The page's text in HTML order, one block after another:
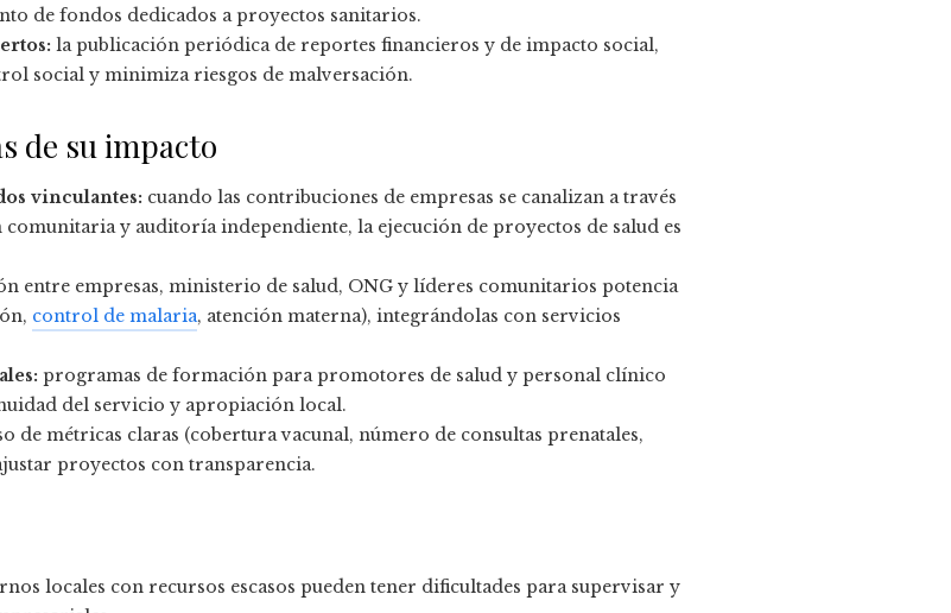
de fondos dedicados a proyectos sanitarios.
la publicación periódica de reportes financieros y de impacto social,
social y minimiza riesgos de malversación.
de su impacto
vinculantes: cuando las contribuciones de empresas se canalizan a través
y auditoría independiente, la ejecución de proyectos de salud es
entre empresas, ministerio de salud, ONG y líderes comunitarios potencia
control de malaria, atención materna), integrándolas con servicios
programas de formación para promotores de salud y personal clínico
del servicio y apropiación local.
de métricas claras (cobertura vacunal, número de consultas prenatales,
proyectos con transparencia.
locales con recursos escasos pueden tener dificultades para supervisar y